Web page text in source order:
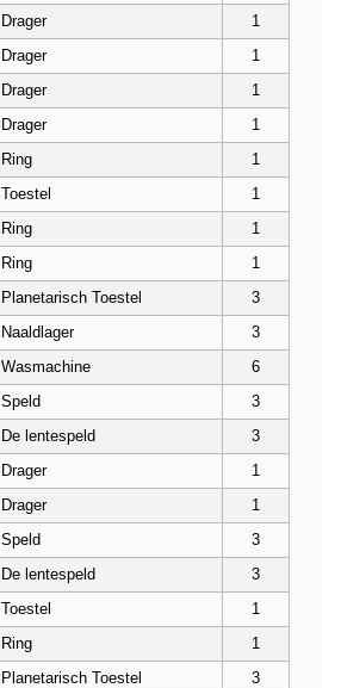
Drager
1
Drager
1
Drager
1
Drager
1
Ring
1
Toestel
1
Ring
1
Ring
1
Planetarisch Toestel
3
Naaldlager
3
Wasmachine
6
Speld
3
De lentespeld
3
Drager
1
Drager
1
Speld
3
De lentespeld
3
Toestel
1
Ring
1
Planetarisch Toestel
3